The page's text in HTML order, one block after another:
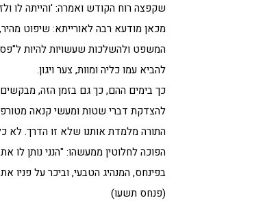
שקפצה רוח הקודש ואמרה: 'והייתה לו
מכאן מודעא רבה לאורייתא: שיפוט
המשפט ולהשלכות שעשויות להיות
להביא עמו כליה ומוות, צער ויגון.
כך בימים ההם, כך גם בזמן הזה,
להצדקת דברי שטות ומעשי קנאה
התורה מלמדת אותנו שלא זו הדרך. לא
הפוכה לחלוטין ממעשהו: "הנני נותן
בפינחס, המנהיג הטבעי, וביכר על פניו
(פנחס תשעו)